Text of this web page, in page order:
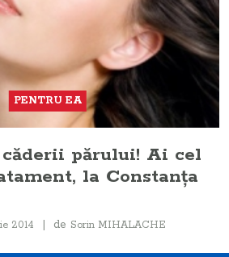
PENTRU EA
căderii părului! Ai cel
la Constanţa
2014 de Sorin MIHALACHE